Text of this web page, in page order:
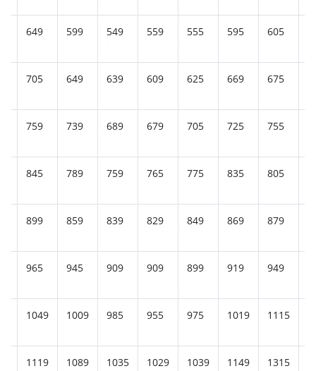
649 599 549 559 555 595 605
705 649 639 609 625 669 675
759 739 689 679 705 725 755
845 789 759 765 775 835 805
899 859 839 829 849 869 879
965 945 909 909 899 919 949
1049 1009 985 955 975 1019 1115
1119 1089 1035 1029 1039 1149 1315